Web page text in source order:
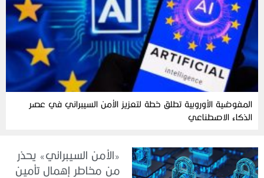
المفوضية الأوروبية تطلق خطة لتعزيز الأمن السيبراني في عصر
الذكاء الاصطناعي
«الأمن السيبراني» يحذر
من مخاطر إهمال تأمين